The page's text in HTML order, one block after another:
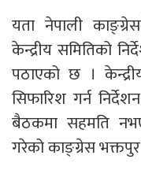
यता नेपाली
केन्द्रीय समितिको
पठाएको छ ।
सिफारिश गर्न
बैठकमा सहमति
गरेको काङ्ग्रेस